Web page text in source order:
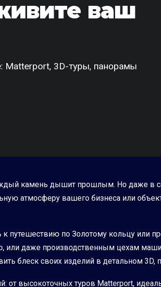
ваш
Matterport, 3D-туры, панорамы
камень дышит прошлым. Но даже в
атмосферу вашего бизнеса или
путешествию по Золотому кольцу или
или даже производственным цехам
блеск своих изделий в детальном 3D,
от высокоточных туров Matterport,